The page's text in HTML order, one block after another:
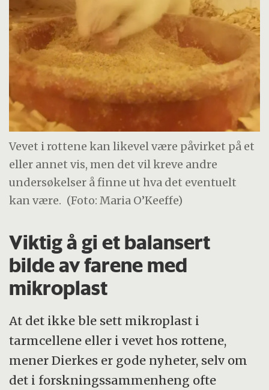
Vevet i rottene kan likevel være påvirket på et
eller annet vis, men det vil kreve andre
undersøkelser å finne ut hva det eventuelt
kan være. (Foto: Maria O’Keeffe)
Viktig å gi et balansert
bilde av farene med
mikroplast
At det ikke ble sett mikroplast i
tarmcellene eller i vevet hos rottene,
mener Dierkes er gode nyheter, selv om
det i forskningssammenheng ofte